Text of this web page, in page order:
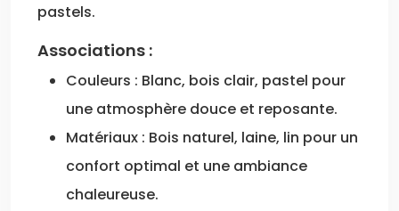
pastels.
Associations :
Couleurs : Blanc, bois clair, pastel pour
une atmosphère douce et reposante.
Matériaux : Bois naturel, laine, lin pour un
confort optimal et une ambiance
chaleureuse.